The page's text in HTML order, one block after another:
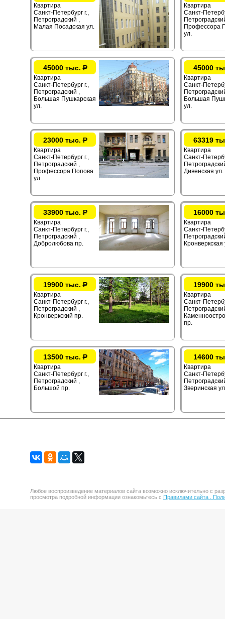
Квартира
Санкт-Петербург г.,
Петроградский ,
Малая Посадская ул.
Квартира
Санкт-
Профессора
ул.
45000 тыс.Р
Квартира
Санкт-Петербург г.,
Петроградский ,
Большая Пушкарская
ул.
45000
Квартира
Санкт-
Большая
ул.
23000 тыс.Р
Квартира
Санкт-Петербург г.,
Петроградский ,
Профессора Попова
ул.
63319
Квартира
Санкт-
Дивенская ул.
33900 тыс.Р
Квартира
Санкт-Петербург г.,
Петроградский ,
Добролюбова пр.
16000
Квартира
Санкт-
Кронверкская
19900 тыс.Р
Квартира
Санкт-Петербург г.,
Петроградский ,
Кронверкский пр.
19900
Квартира
Санкт-
пр.
13500 тыс.Р
Квартира
Санкт-Петербург г.,
Петроградский ,
Большой пр.
14600
Квартира
Санкт-
Зверинская
Любое воспроизведение материалов сайта возможно исключительно с
просмотра подробной информации ознакомьтесь с Правилами сайта .